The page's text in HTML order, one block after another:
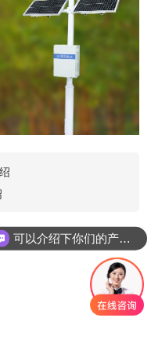
可以介绍下你们的产品么？
你们是怎么收费的呢？